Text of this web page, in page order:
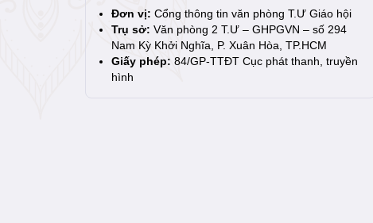
Đơn vị: Cổng thông tin văn phòng T.Ư Giáo hội
Trụ sở: Văn phòng 2 T.Ư – GHPGVN – số 294
Nam Kỳ Khởi Nghĩa, P. Xuân Hòa, TP.HCM
Giấy phép: 84/GP-TTĐT Cục phát thanh, truyền
hình